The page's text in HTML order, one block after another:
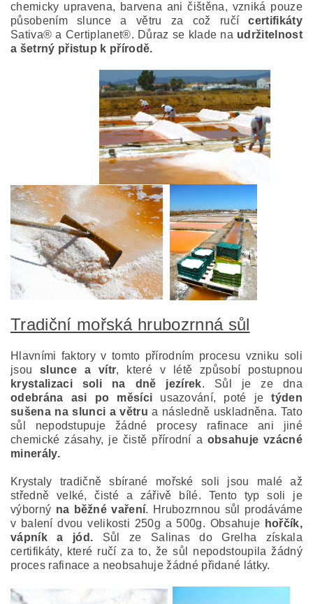
chemicky upravena, barvena ani čištěna, vzniká pouze
působením slunce a větru za což ručícertifikáty
Sativa® a Certiplanet®. Důraz se klade na udržitelnost
a šetrný přistup k přírodě.
Tradiční mořská hrubozrnná sůl
Hlavními faktory v tomto přírodním procesu vzniku soli
jsouslunce a vítr, které v létě způsobí postupnou
krystalizaci soli na dně jezírek. Sůl je ze dna
odebrána asi po měsíci usazování, poté jetýden
sušena na slunci a větru a následně uskladněna. Tato
sůl nepodstupuje žádné procesy rafinace ani jiné
chemické zásahy, je čistě přírodní a obsahuje vzácné
minerály.
Krystaly tradičně sbírané mořské soli jsou malé až
středně velké, čisté a zářivě bílé. Tento typ soli je
výborný na běžné vaření. Hrubozrnnou sůl prodáváme
v balení dvou velikosti 250g a 500g. Obsahuje hořčík,
vápník a jód. Sůl ze Salinas do Grelha získala
certifikáty, které ručí za to, že sůl nepodstoupila žádný
proces rafinace a neobsahuje žádné přidané látky.